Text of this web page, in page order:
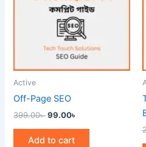
Active
Off-Page SEO
399.00৳99.00৳
Add to cart